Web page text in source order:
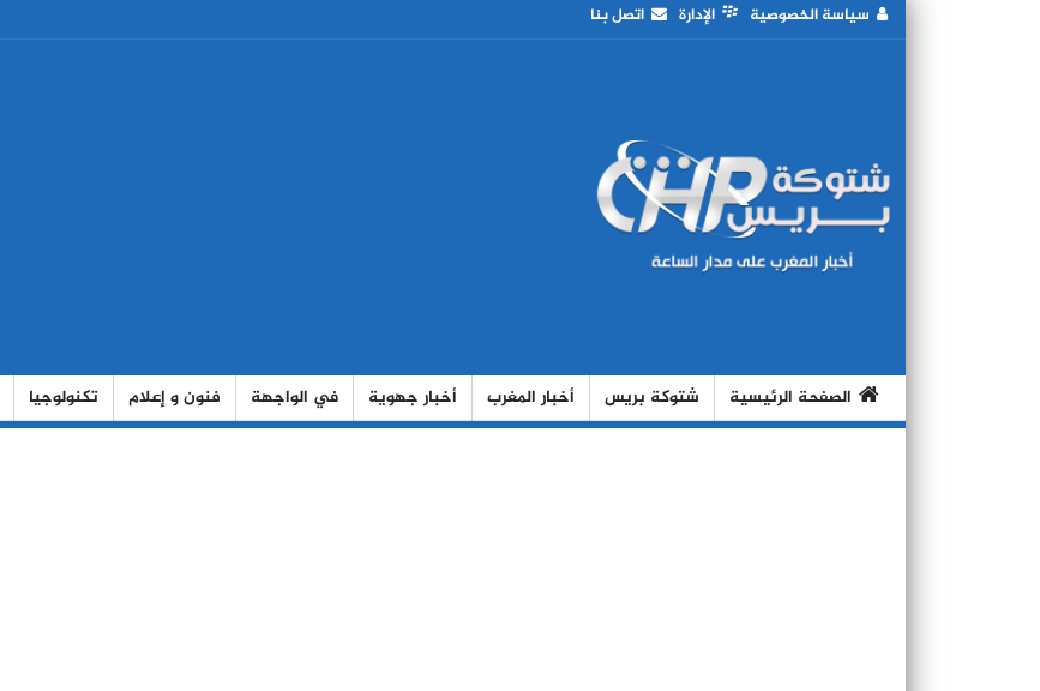
سياسة الخصوصية الإدارة اتصل بنا
الصفحة الرئيسية شتوكة بريس أخبار المغرب أخبار جهوية في الواجهة فنون و إعلام تكنولوجيا